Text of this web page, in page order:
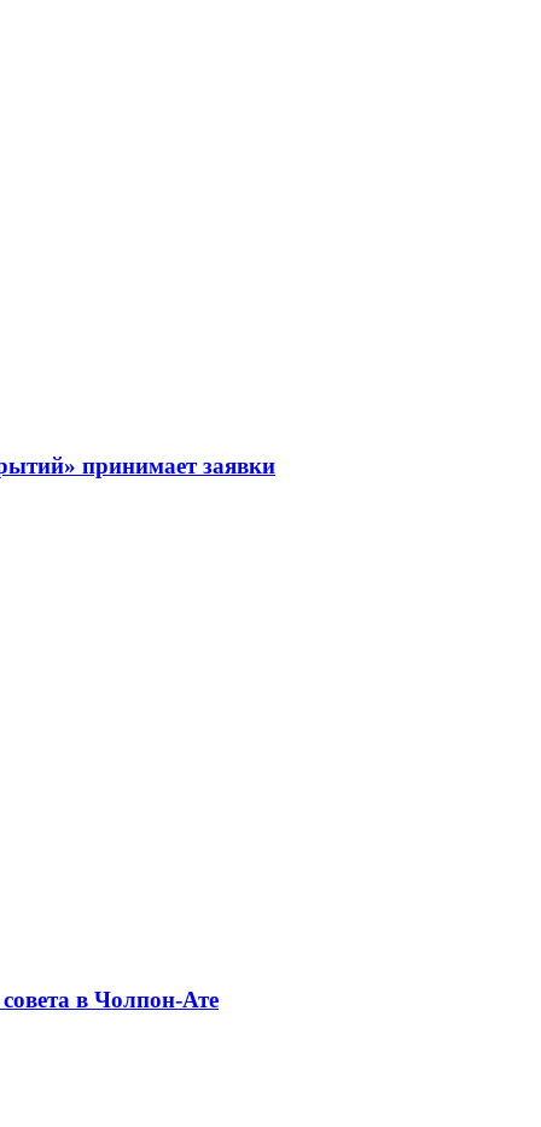
принимает заявки
в Чолпон-Ате